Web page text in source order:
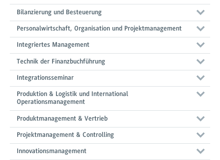
Bilanzierung und Besteuerung
Personalwirtschaft, Organisation und Projektmanagement
Integriertes Management
Technik der Finanzbuchführung
Integrationsseminar
Produktion & Logistik und International
Operationsmanagement
Produktmanagement & Vertrieb
Projektmanagement & Controlling
Innovationsmanagement